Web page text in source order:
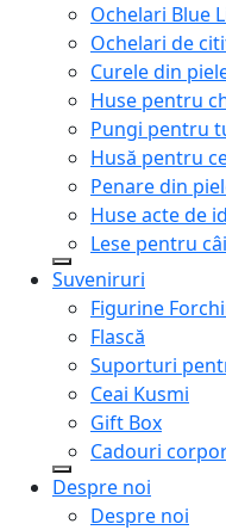
Ochelari Blue
Ochelari de
Curele din
Huse pentru
Pungi pentru
Husă pentru
Penare din
Huse acte de
Lese pentru
Suveniruri
Figurine
Flască
Suporturi
Ceai Kusmi
Gift Box
Cadouri
Despre noi
Despre noi